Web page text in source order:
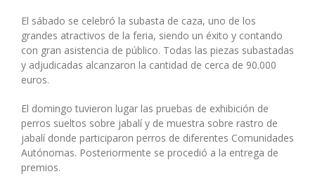
El sábado se celebró la subasta de caza, uno de los
grandes atractivos de la feria, siendo un éxito y contando
con gran asistencia de público. Todas las piezas subastadas
y adjudicadas alcanzaron la cantidad de cerca de 90.000
euros.
El domingo tuvieron lugar las pruebas de exhibición de
perros sueltos sobre jabalí y de muestra sobre rastro de
jabalí donde participaron perros de diferentes Comunidades
Autónomas. Posteriormente se procedió a la entrega de
premios.